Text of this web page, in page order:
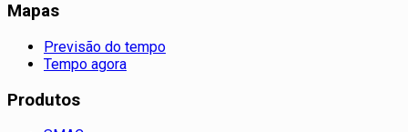
Mapas
Previsão do tempo
Tempo agora
Produtos